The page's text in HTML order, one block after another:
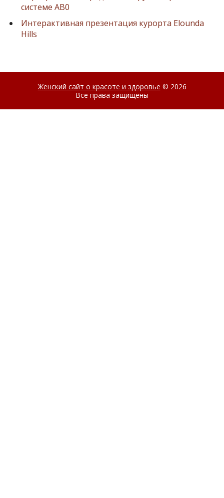
системе AB0
Интерактивная презентация курорта Elounda
Hills
Женский сайт о красоте и здоровье © 2026
Все права защищены